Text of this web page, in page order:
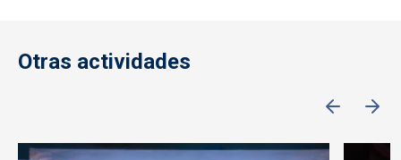
Otras actividades